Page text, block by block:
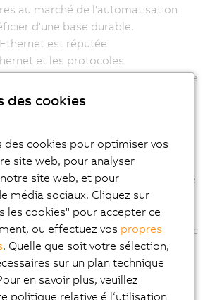
au marché de l'automatisation
d'une base durable.
est réputée
et les protocoles
considérés comme une base de
Les nombreux outils,
de la transparence
réunissent des protocoles de
basés sur IP dans divers buts.
l'IT et de l'automatisation à l'aide
une véritable interopérabilité avec
des capacités temps réel
l'Ethernet est exploité jusqu'au
des cookies
des cookies pour optimiser vos
site web, pour analyser
notre site web, et pour
média sociaux. Cliquez sur
les cookies" pour accepter ce
ou effectuez vos propres
. Quelle que soit votre sélection,
sur un plan technique
en savoir plus, veuillez
politique relative é l‘utilisation